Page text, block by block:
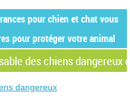
pour chien et chat vous
pour protéger votre animal
des chiens dangereux
dangereux